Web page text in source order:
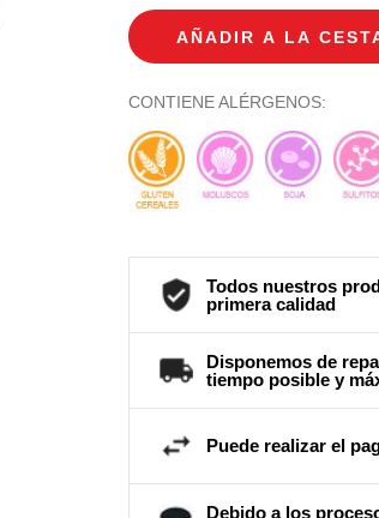
AÑADIR A LA
CONTIENE ALÉRGENOS:
Todos nuestros
primera calidad
Disponemos de
tiempo posible y
Puede realizar el
Debido a los